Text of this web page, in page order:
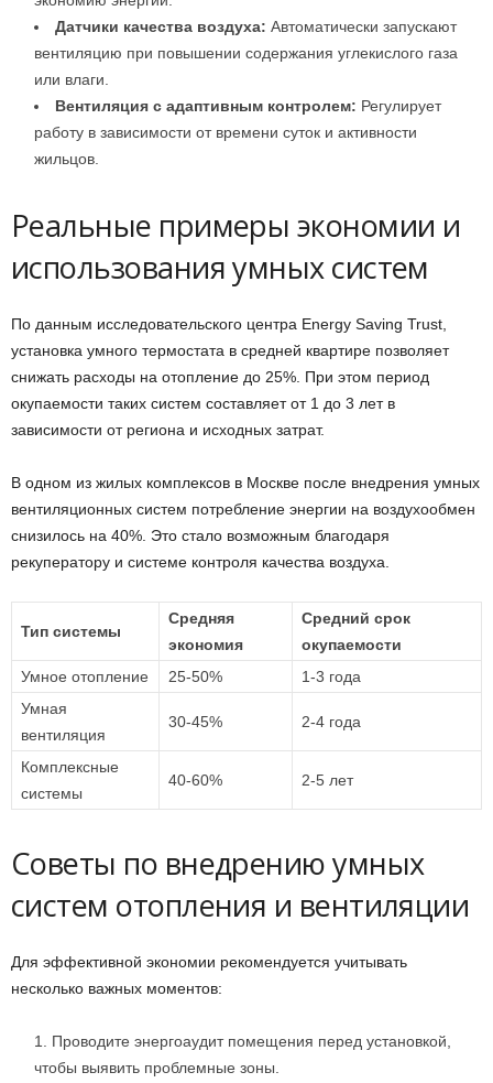
Датчики качества воздуха: Автоматически запускают
вентиляцию при повышении содержания углекислого газа
или влаги.
Вентиляция с адаптивным контролем: Регулирует
работу в зависимости от времени суток и активности
жильцов.
Реальные примеры экономии и
использования умных систем
По данным исследовательского центра Energy Saving Trust,
установка умного термостата в средней квартире позволяет
снижать расходы на отопление до 25%. При этом период
окупаемости таких систем составляет от 1 до 3 лет в
зависимости от региона и исходных затрат.
В одном из жилых комплексов в Москве после внедрения умных
вентиляционных систем потребление энергии на воздухообмен
снизилось на 40%. Это стало возможным благодаря
рекуператору и системе контроля качества воздуха.
Тип системы
Средняя
экономия
Средний срок
окупаемости
Умное отопление
25-50%
1-3 года
Умная
вентиляция
30-45% 2-4 года
Комплексные
системы
40-60% 2-5 лет
Советы по внедрению умных
систем отопления и вентиляции
Для эффективной экономии рекомендуется учитывать
несколько важных моментов:
Проводите энергоаудит помещения перед установкой,
чтобы выявить проблемные зоны.